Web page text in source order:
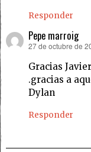
Responder
Pepe marroig
dice:
27 de octubre de
Gracias Javier
.gracias a
Dylan
Responder